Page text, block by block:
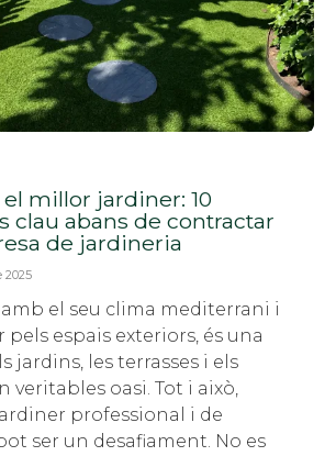
millor jardiner: 10
clau abans de contractar
de jardineria
2025
el seu clima mediterrani i
pels espais exteriors, és una
jardins, les terrasses i els
veritables oasi. Tot i això,
professional i de
ser un desafiament. No es